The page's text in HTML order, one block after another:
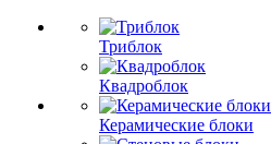
Триблок
Квадроблок
Керамические блоки